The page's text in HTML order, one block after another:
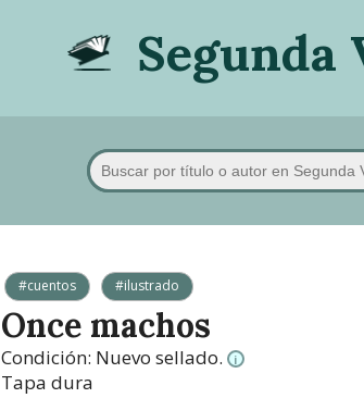
Segunda
#cuentos #ilustrado
Once machos
Condición: Nuevo sellado. i
Tapa dura